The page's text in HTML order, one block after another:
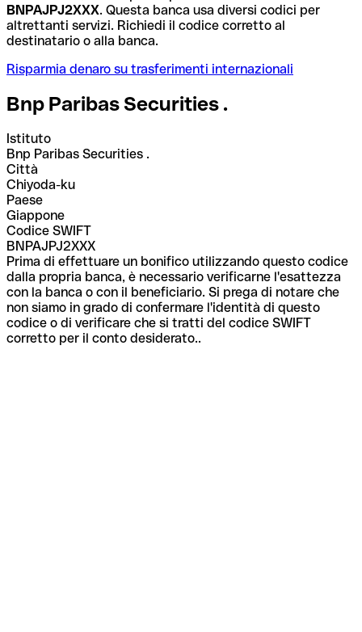
BNPAJPJ2XXX. Questa banca usa diversi codici per
altrettanti servizi. Richiedi il codice corretto al
destinatario o alla banca.
Risparmia denaro su trasferimenti internazionali
Bnp Paribas Securities .
Istituto
Bnp Paribas Securities .
Città
Chiyoda-ku
Paese
Giappone
Codice SWIFT
BNPAJPJ2XXX
Prima di effettuare un bonifico utilizzando questo codice
dalla propria banca, è necessario verificarne l'esattezza
con la banca o con il beneficiario. Si prega di notare che
non siamo in grado di confermare l'identità di questo
codice o di verificare che si tratti del codice SWIFT
corretto per il conto desiderato..